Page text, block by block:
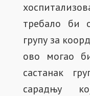
требало би
групу за
ово могао
састанак
сарадњу